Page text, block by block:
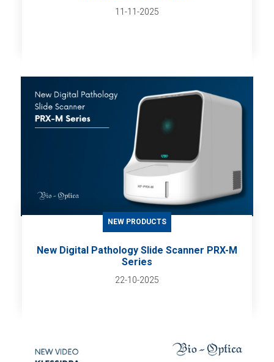
11-11-2025
NEW PRODUCTS
New Digital Pathology Slide Scanner PRX-M
Series
22-10-2025